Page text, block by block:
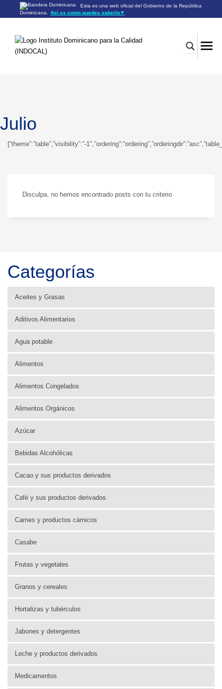
Esta es una web oficial del Gobierno de la República
Dominicana.
Así es como puedes saberlo▼
Los sitios web oficiales utilizan .gob.do o .gov.do
Los sitios web oficiales .gob.do o .gov.do seguros utilizan
HTTPS
Julio
{“theme”:”table”,”visibility”:”-
Disculpa, no hemos encontrado posts con tu criterio
Categorías
Aceites y Grasas
Aditivos Alimentarios
Agua potable
Alimentos
Alimentos Congelados
Alimentos Orgánicos
Azúcar
Bebidas Alcohólicas
Cacao y sus productos derivados
Café y sus productos derivados
Carnes y productos cárnicos
Casabe
Frutas y vegetales
Granos y cereales
Hortalizas y tubérculos
Jabones y detergentes
Leche y productos derivados
Medicamentos